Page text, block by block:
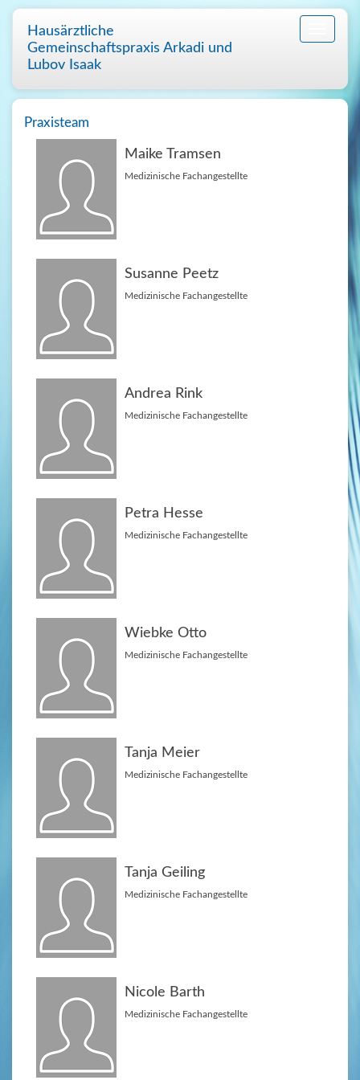
Hausärztliche
Gemeinschaftspraxis Arkadi und
Lubov Isaak
navigation
Praxisteam
Maike Tramsen
Medizinische Fachangestellte
Susanne Peetz
Medizinische Fachangestellte
Andrea Rink
Medizinische Fachangestellte
Petra Hesse
Medizinische Fachangestellte
Wiebke Otto
Medizinische Fachangestellte
Tanja Meier
Medizinische Fachangestellte
Tanja Geiling
Medizinische Fachangestellte
Nicole Barth
Medizinische Fachangestellte